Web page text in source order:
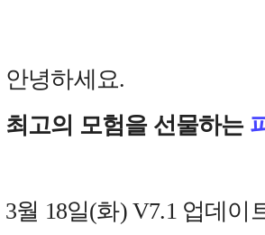
안녕하세요.
최고의 모험을 선물하는
3월 18일(화) V7.1 업데